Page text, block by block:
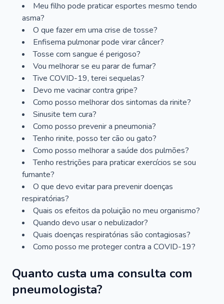
Meu filho pode praticar esportes mesmo tendo
asma?
O que fazer em uma crise de tosse?
Enfisema pulmonar pode virar câncer?
Tosse com sangue é perigoso?
Vou melhorar se eu parar de fumar?
Tive COVID-19, terei sequelas?
Devo me vacinar contra gripe?
Como posso melhorar dos sintomas da rinite?
Sinusite tem cura?
Como posso prevenir a pneumonia?
Tenho rinite, posso ter cão ou gato?
Como posso melhorar a saúde dos pulmões?
Tenho restrições para praticar exercícios se sou
fumante?
O que devo evitar para prevenir doenças
respiratórias?
Quais os efeitos da poluição no meu organismo?
Quando devo usar o nebulizador?
Quais doenças respiratórias são contagiosas?
Como posso me proteger contra a COVID-19?
Quanto custa uma consulta com
pneumologista?